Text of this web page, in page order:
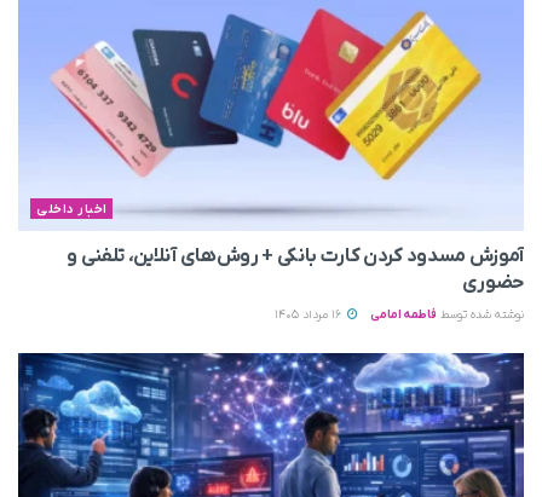
اخبار داخلی
آموزش مسدود کردن کارت بانکی + روش‌های آنلاین، تلفنی و
حضوری
نوشته شده توسط فاطمه امامی